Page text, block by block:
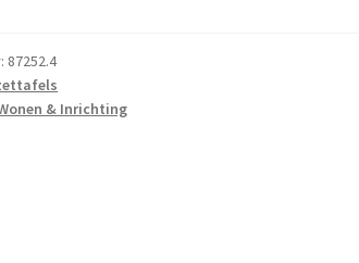
87252.4
& Inrichting